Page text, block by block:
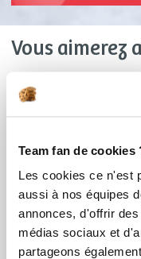
Team fan de cookies
Les cookies ce n'est
aussi à nos équipes
annonces, d'offrir
médias sociaux et
partageons
Vous aimerez
martine_mecoli